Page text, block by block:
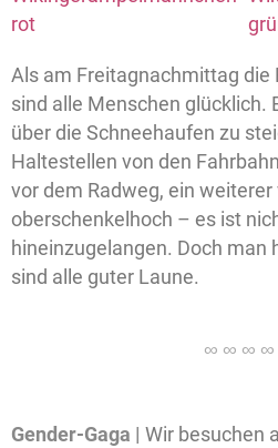
Als am Freitagnachmittag die
sind alle Menschen glücklich.
über die Schneehaufen zu
Haltestellen von den
vor dem Radweg, ein weiterer
oberschenkelhoch – es ist
hineinzugelangen. Doch man
sind alle guter Laune.
Gender-Gaga | Wir besuchen